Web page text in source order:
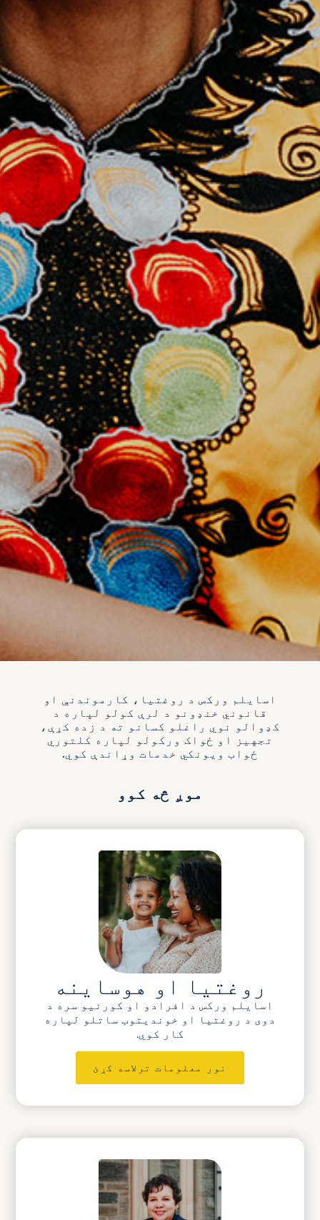
اسایلم ورکس د روغتیا، کارموندنې او
قانوني خنډونو د لرې کولو لپاره د
کډوالو نوي راغلو کسانو ته د زده کړې،
تجهیز او ځواک ورکولو لپاره کلتوري
ځواب ویونکي خدمات وړاندې کوي.
موږ څه کوو
روغتیا او هوساینه
اسایلم ورکس د افرادو او کورنیو سره د
دوی د روغتیا او خوندیتوب ساتلو لپاره
کار کوي.
نور معلومات ترلاسه کړئ